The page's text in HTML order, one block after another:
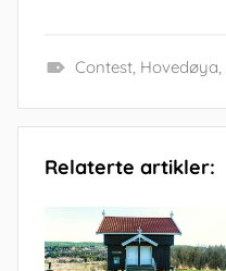
Contest, Hovedøya,
Relaterte artikler: